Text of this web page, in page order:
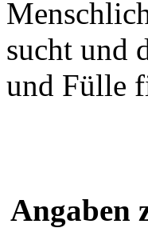
sucht und
und Fülle
Angaben